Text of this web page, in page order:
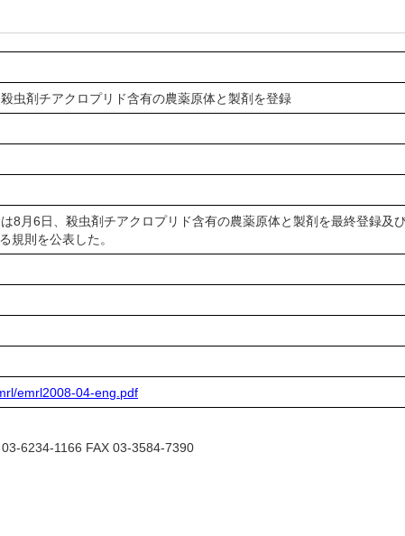
虫剤チアクロプリド含有の農薬原体と製剤を登録
月6日、殺虫剤チアクロプリド含有の農薬原体と製剤を最終登録及
規則を公表した。
emrl2008-04-eng.pdf
6234-1166 FAX 03-3584-7390